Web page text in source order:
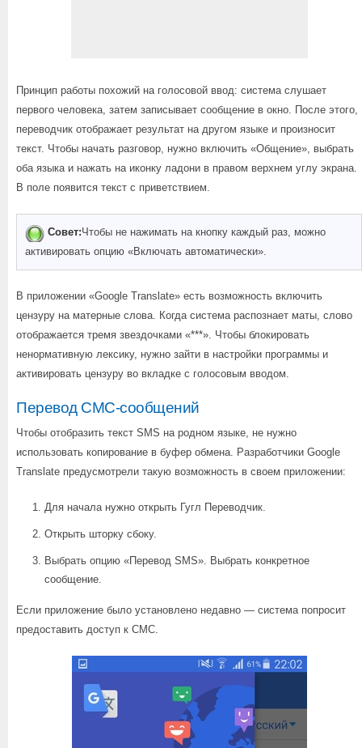
Принцип работы похожий на голосовой ввод: система слушает
первого человека, затем записывает сообщение в окно. После этого,
переводчик отображает результат на другом языке и произносит
текст. Чтобы начать разговор, нужно включить «Общение», выбрать
оба языка и нажать на иконку ладони в правом верхнем углу экрана.
В поле появится текст с приветствием.
Совет:Чтобы не нажимать на кнопку каждый раз, можно
активировать опцию «Включать автоматически».
В приложении «Google Translate» есть возможность включить
цензуру на матерные слова. Когда система распознает маты, слово
отображается тремя звездочками «***». Чтобы блокировать
ненормативную лексику, нужно зайти в настройки программы и
активировать цензуру во вкладке с голосовым вводом.
Перевод СМС-сообщений
Чтобы отобразить текст SMS на родном языке, не нужно
использовать копирование в буфер обмена. Разработчики Google
Translate предусмотрели такую возможность в своем приложении:
Для начала нужно открыть Гугл Переводчик.
Открыть шторку сбоку.
Выбрать опцию «Перевод SMS». Выбрать конкретное
сообщение.
Если приложение было установлено недавно — система попросит
предоставить доступ к СМС.